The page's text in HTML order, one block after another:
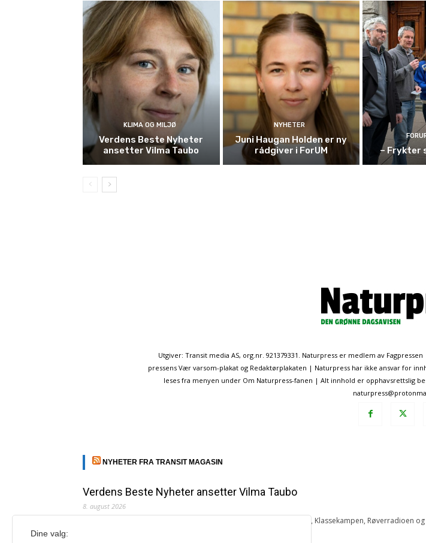
KLIMA OG MILJØ
Verdens Beste Nyheter
ansetter Vilma Taubo
NYHETER
Juni Haugan Holden er ny
rådgiver i ForUM
– Frykter
Utgiver: Transit media AS, org.nr. 921379331. Naturpress er medlem av
pressens Vær varsom-plakat og Redaktørplakaten | Naturpress har ikke ansvar for
leses fra menyen under Om Naturpress-fanen | Alt innhold er opphavsrettslig
NYHETER FRA TRANSIT MAGASIN
Verdens Beste Nyheter ansetter Vilma Taubo
8. august 2026
Vilma Taubo er utdannet journalist og har jobbet for NRK, Nationen, Klassekampen, Røverradioen
Dine valg: